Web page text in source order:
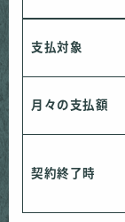
支払対象
月々の支払額
契約終了時